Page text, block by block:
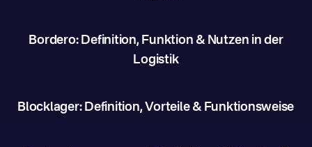
Bordero: Definition, Funktion & Nutzen in der
Logistik
Blocklager: Definition, Vorteile & Funktionsweise